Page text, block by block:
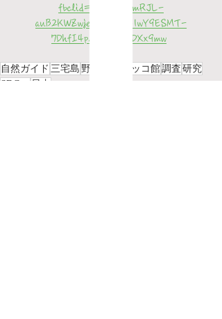
fbclid=IwAR0icomRJL-
auB2KWZwjeruFAsO-61wY9ESMT-
7DhfI4pdkxwTfuBDXx9mw
自然ガイド 三宅島 野鳥 アカコッコ館調査 研究
SDGｓ
昆虫